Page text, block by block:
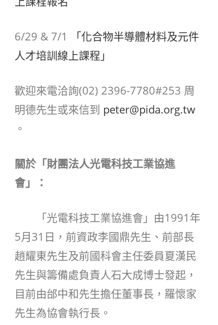
6/29 & 7/1
「化合物半導體材料及元件
人才培訓線上課程」
歡迎來電洽詢(02) 2396-7780#253 周
明德先生或來信到 peter@pida.org.tw
。
關於「財團法人光電科技工業協進
會」：
「光電科技工業協進會」由1991年
5月31日，前資政李國鼎先生、前部長
趙耀東先生及前國科會主任委員夏漢民
先生與籌備處負責人石大成博士發起，
目前由邰中和先生擔任董事長，羅懷家
先生為協會執行長。